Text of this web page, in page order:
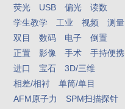
荧光
USB 偏光
读数
学生教学
工业 视频
测量
双目
数码 电子
倒置
正置
影像 手术
手持便携
进口
宝石
3D/三维
相差/相衬
单筒/单目
AFM原子力
SPM扫描探针